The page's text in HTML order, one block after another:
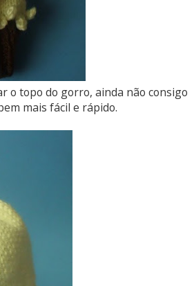
o topo do gorro, ainda não consigo
mais fácil e rápido.